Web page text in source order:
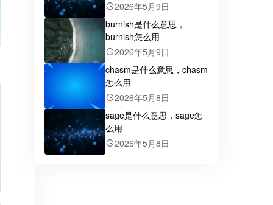
2026年5月9日
burnish是什么意思，
burnish怎么用
2026年5月9日
chasm是什么意思，chasm
怎么用
2026年5月8日
sage是什么意思，sage怎
么用
2026年5月8日